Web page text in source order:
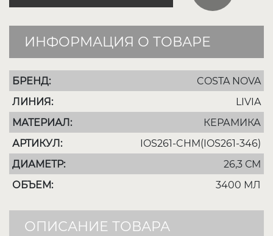
ИНФОРМАЦИЯ О ТОВАРЕ
БРЕНД:
COSTA NOVA
ЛИНИЯ:
LIVIA
МАТЕРИАЛ:
КЕРАМИКА
АРТИКУЛ:
IOS261-CHM(IOS261-346)
ДИАМЕТР:
26,3 СМ
ОБЪЕМ:
3400 МЛ
ОПИСАНИЕ ТОВАРА